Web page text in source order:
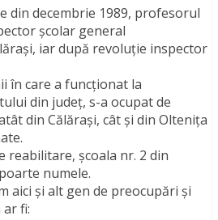
din decembrie 1989, profesorul
şcolar general
iar după revoluţie inspector
în care a funcţionat la
din judeţ, s-a ocupat de
din Călăraşi, cât şi din Olteniţa
reabilitare, şcoala nr. 2 din
numele.
aici şi alt gen de preocupări şi
fi: